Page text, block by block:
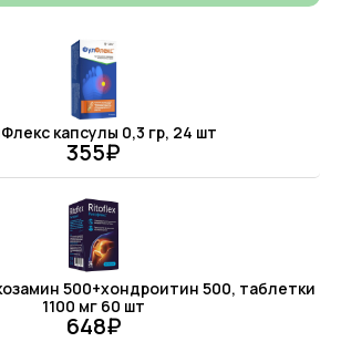
капсулы 0,3 гр, 24 шт
355₽
1100 мг 60 шт
648₽